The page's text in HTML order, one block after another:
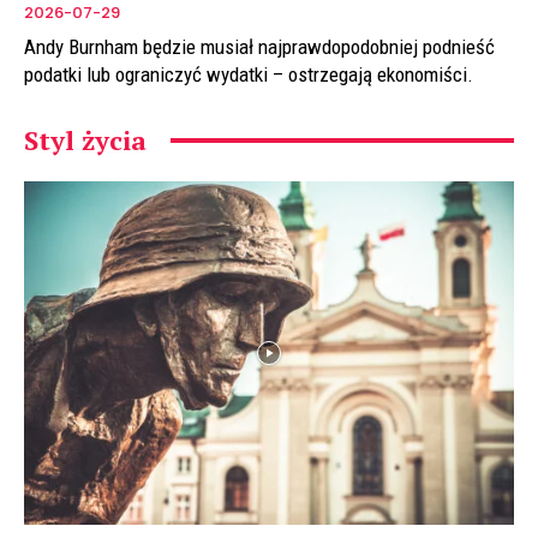
2026-07-29
Andy Burnham będzie musiał najprawdopodobniej podnieść
podatki lub ograniczyć wydatki – ostrzegają ekonomiści.
Styl życia